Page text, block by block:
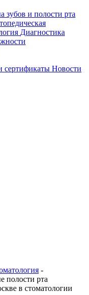
зубов и полости рта
Диагностика
сертификаты Новости
-
полости рта